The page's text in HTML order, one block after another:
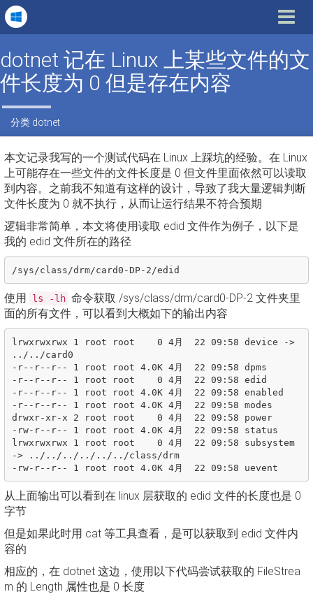
Toggle
dotnet 记在 Linux 上某些文件的文
件长度为 0 但是存在内容
分类 dotnet
本文记录我写的一个测试代码在 Linux 上踩坑的经验。在 Linux
上可能存在一些文件的文件长度是 0 但文件里面依然可以读取
到内容。之前我不知道有这样的设计，导致了我大量逻辑判断
文件长度为 0 就不执行，从而让运行结果不符合预期
逻辑非常简单，本文将使用读取 edid 文件作为例子，以下是
我的 edid 文件所在的路径
使用 ls -lh 命令获取 /sys/class/drm/card0-DP-2 文件夹里
面的所有文件，可以看到大概如下的输出内容
lrwxrwxrwx 1 root root    0 4月  22 09:58 device ->
../../card0
-r--r--r-- 1 root root 4.0K 4月  22 09:58 dpms
-r--r--r-- 1 root root    0 4月  22 09:58 edid
-r--r--r-- 1 root root 4.0K 4月  22 09:58 enabled
-r--r--r-- 1 root root 4.0K 4月  22 09:58 modes
drwxr-xr-x 2 root root    0 4月  22 09:58 power
-rw-r--r-- 1 root root 4.0K 4月  22 09:58 status
lrwxrwxrwx 1 root root    0 4月  22 09:58 subsystem
-> ../../../../../../class/drm
从上面输出可以看到在 linux 层获取的 edid 文件的长度也是 0
字节
但是如果此时用 cat 等工具查看，是可以获取到 edid 文件内
容的
相应的，在 dotnet 这边，使用以下代码尝试获取的 FileStrea
m 的 Length 属性也是 0 长度